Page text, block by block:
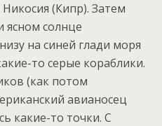
(Кипр). Затем
ясном солнце
на синей глади моря
то серые кораблики.
(как потом
авианосец
какие-то точки. С